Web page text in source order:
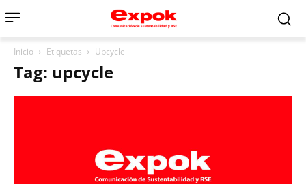
Inicio Etiquetas Upcycle
Tag: upcycle